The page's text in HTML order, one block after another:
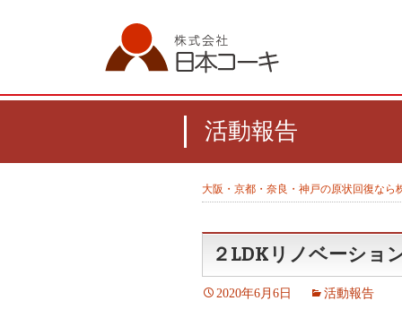
活動報告
大阪・京都・奈良・神戸の原状回復なら
２LDKリノベーショ
2020年6月6日 活動報告